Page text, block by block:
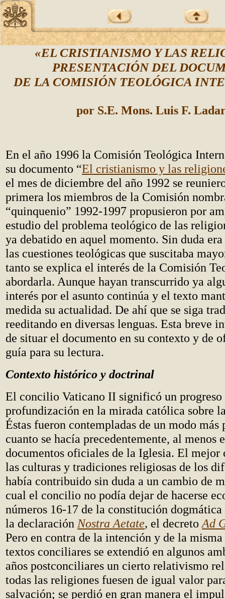
«EL CRISTIANISMO Y LAS
PRESENTACIÓN DEL
DE LA COMISIÓN TEOLÓGICA
por S.E. Mons. Luis F.
En el año 1996 la Comisión Teológica
su documento “El cristianismo y las
el mes de diciembre del año 1992 se
primera los miembros de la Comisión
“quinquenio” 1992-1997 propusieron por
estudio del problema teológico de las
ya debatido en aquel momento. Sin duda era
las cuestiones teológicas que suscitaba
tanto se explica el interés de la Comisión
abordarla. Aunque hayan transcurrido ya
interés por el asunto continúa y el texto
medida su actualidad. De ahí que se siga
reeditando en diversas lenguas. Esta breve
de situar el documento en su contexto y de
guía para su lectura.
Contexto histórico y doctrinal
El concilio Vaticano II significó un progreso
profundización en la mirada católica sobre
Éstas fueron contempladas de un modo más
cuanto se hacía precedentemente, al menos
documentos oficiales de la Iglesia. El mejor
las culturas y tradiciones religiosas de los
había contribuido sin duda a un cambio de
cual el concilio no podía dejar de hacerse
números 16-17 de la constitución dogmática
la declaración Nostra Aetate, el decreto Ad
Pero en contra de la intención y de la
textos conciliares se extendió en algunos
años postconciliares un cierto relativismo
todas las religiones fuesen de igual valor
salvación; se perdió en gran manera el